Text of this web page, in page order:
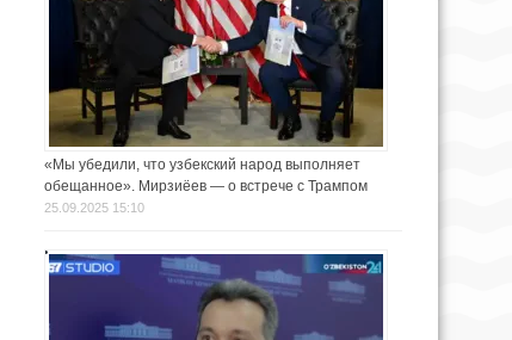
«Мы убедили, что узбекский народ выполняет
обещанное». Мирзиёев — о встрече с Трампом
25.09.2025 15:10